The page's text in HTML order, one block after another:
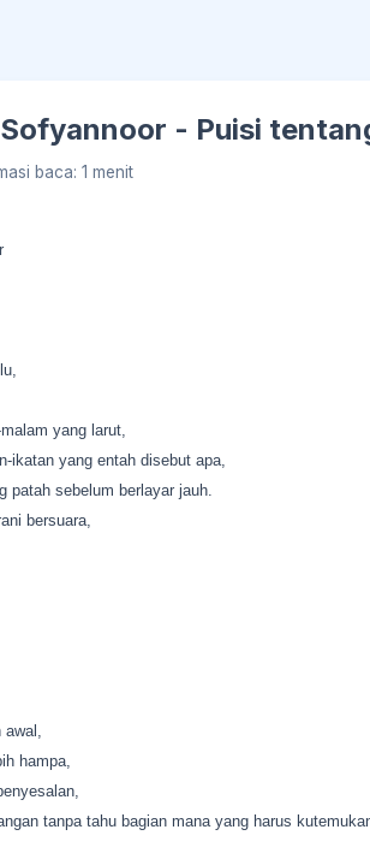
- Puisi
baca: 1 menit
yang larut,
ikatan yang entah disebut apa,
patah sebelum berlayar jauh.
bersuara,
awal,
hampa,
tanpa tahu bagian mana yang harus